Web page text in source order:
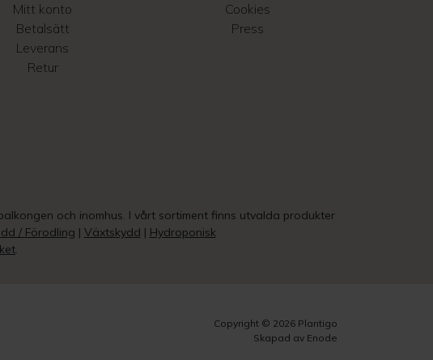
Mitt konto
Betalsätt
Leverans
Retur
Cookies
Press
och inomhus. I vårt sortiment finns utvalda produkter
/ Förodling | Växtskydd | Hydroponisk
.
Copyright © 2026 Plantigo
Skapad av Enode